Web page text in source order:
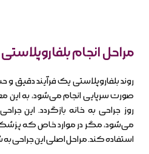
مراحل انجام بلفاروپلاستی
روند بلفاروپلاستی یک فرآیند
صورت سرپایی انجام می‌شود، به این
روز جراحی به خانه بازگردد. این
می‌شود، مگر در موارد خاص که پزشک
استفاده کند. مراحل اصلی این جراحی